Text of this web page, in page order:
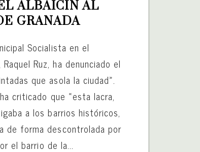
ALBAICÍN AL
GRANADA
Socialista en el
Ruz, ha denunciado el
que asola la ciudad».
criticado que «esta lacra,
a los barrios históricos,
de forma descontrolada por
el barrio de la...